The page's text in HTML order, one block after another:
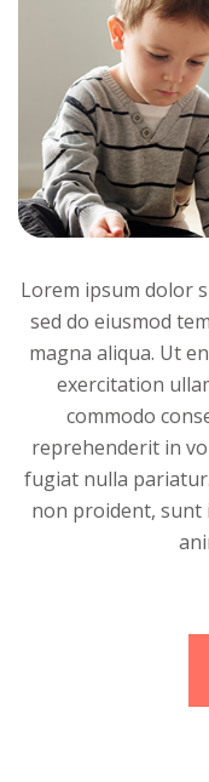
Lorem ipsum dolor
sed do eiusmod
magna aliqua. Ut
exercitation
commodo
reprehenderit in
fugiat nulla
non proident, sunt